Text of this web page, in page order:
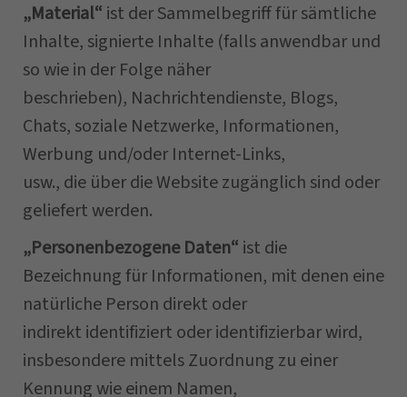
„Material“ ist der Sammelbegriff für sämtliche
Inhalte, signierte Inhalte (falls anwendbar und
so wie in der Folge näher
beschrieben), Nachrichtendienste, Blogs,
Chats, soziale Netzwerke, Informationen,
Werbung und/oder Internet-Links,
usw., die über die Website zugänglich sind oder
geliefert werden.
„Personenbezogene Daten“ ist die
Bezeichnung für Informationen, mit denen eine
natürliche Person direkt oder
indirekt identifiziert oder identifizierbar wird,
insbesondere mittels Zuordnung zu einer
Kennung wie einem Namen,